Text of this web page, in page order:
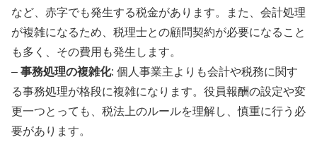
など、赤字でも発生する税金があります。また、会計処理
が複雑になるため、税理士との顧問契約が必要になること
も多く、その費用も発生します。
– 事務処理の複雑化: 個人事業主よりも会計や税務に関す
る事務処理が格段に複雑になります。役員報酬の設定や変
更一つとっても、税法上のルールを理解し、慎重に行う必
要があります。